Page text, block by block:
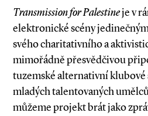
Transmission for Palestineje v
elektronické scény
svého charitativního a
mimořádně přesvědčivou
tuzemské alternativní klubové
mladých talentovaných
můžeme projekt brát jako